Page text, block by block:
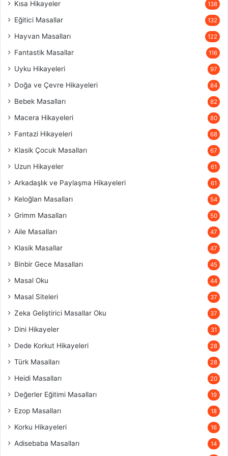
Kısa Hikayeler 138
Eğitici Masallar 132
Hayvan Masalları 122
Fantastik Masallar 116
Uyku Hikayeleri 97
Doğa ve Çevre Hikayeleri 84
Bebek Masalları 82
Macera Hikayeleri 80
Fantazi Hikayeleri 68
Klasik Çocuk Masalları 67
Uzun Hikayeler 61
Arkadaşlık ve Paylaşma Hikayeleri 61
Keloğlan Masalları 54
Grimm Masalları 50
Aile Masalları 47
Klasik Masallar 47
Binbir Gece Masalları 45
Masal Oku 44
Masal Siteleri 37
Zeka Geliştirici Masallar Oku 37
Dini Hikayeler 31
Dede Korkut Hikayeleri 28
Türk Masalları 28
Heidi Masalları 20
Değerler Eğitimi Masalları 19
Ezop Masalları 18
Korku Hikayeleri 16
Adisebaba Masalları 14